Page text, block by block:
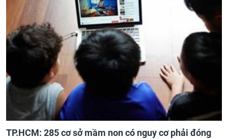
TP.HCM: 285 cơ sở mầm non có nguy cơ phải đóng